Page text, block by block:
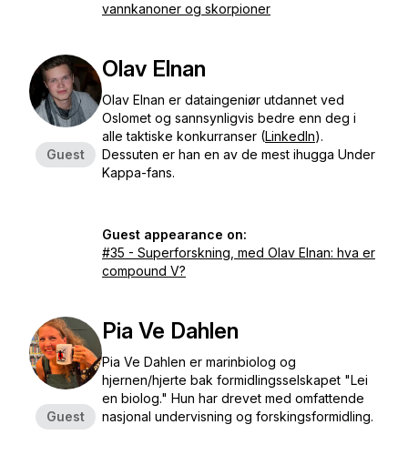
vannkanoner og skorpioner
Guest
Olav Elnan
Olav Elnan er dataingeniør utdannet ved
Oslomet og sannsynligvis bedre enn deg i
alle taktiske konkurranser (LinkedIn).
Dessuten er han en av de mest ihugga Under
Kappa-fans.
Guest appearance on:
#35 - Superforskning, med Olav Elnan: hva er
compound V?
Guest
Pia Ve Dahlen
Pia Ve Dahlen er marinbiolog og
hjernen/hjerte bak formidlingsselskapet "Lei
en biolog." Hun har drevet med omfattende
nasjonal undervisning og forskingsformidling.